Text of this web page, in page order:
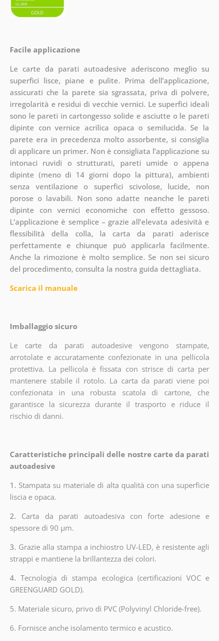
Facile applicazione
Le carte da parati autoadesive aderiscono meglio su
superfici lisce, piane e pulite. Prima dell’applicazione,
assicurati che la parete sia sgrassata, priva di polvere,
irregolarità e residui di vecchie vernici. Le superfici ideali
sono le pareti in cartongesso solide e asciutte o le pareti
dipinte con vernice acrilica opaca o semilucida. Se la
parete era in precedenza molto assorbente, si consiglia
di applicare un primer. Non è consigliata l’applicazione su
intonaci ruvidi o strutturati, pareti umide o appena
dipinte (meno di 14 giorni dopo la pittura), ambienti
senza ventilazione o superfici scivolose, lucide, non
porose o lavabili. Non sono adatte neanche le pareti
dipinte con vernici economiche con effetto gessoso.
L’applicazione è semplice – grazie all’elevata adesività e
flessibilità della colla, la carta da parati aderisce
perfettamente e chiunque può applicarla facilmente.
Anche la rimozione è molto semplice. Se non sei sicuro
del procedimento, consulta la nostra guida dettagliata.
Scarica il manuale
Imballaggio sicuro
Le carte da parati autoadesive vengono stampate,
arrotolate e accuratamente confezionate in una pellicola
protettiva. La pellicola è fissata con strisce di carta per
mantenere stabile il rotolo. La carta da parati viene poi
confezionata in una robusta scatola di cartone, che
garantisce la sicurezza durante il trasporto e riduce il
rischio di danni.
Caratteristiche principali delle nostre carte da parati
autoadesive
1. Stampata su materiale di alta qualità con una superficie
liscia e opaca.
2. Carta da parati autoadesiva con forte adesione e
spessore di 90 µm.
3. Grazie alla stampa a inchiostro UV-LED, è resistente agli
strappi e mantiene la brillantezza dei colori.
4.Tecnologia di stampa ecologica (certificazioni VOC e
GREENGUARD GOLD).
5. Materiale sicuro, privo di PVC (Polyvinyl Chloride-free).
6. Fornisce anche isolamento termico e acustico.